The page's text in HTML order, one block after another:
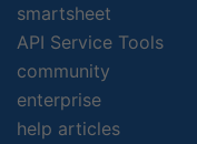
smartsheet
API Service Tools
community
enterprise
help articles